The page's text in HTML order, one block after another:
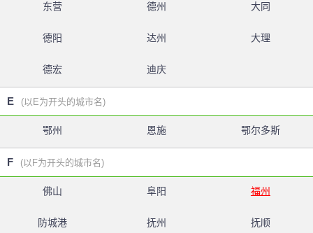
东营 德州 大同
德阳 达州 大理
德宏 迪庆
E (以E为开头的城市名)
鄂州 恩施 鄂尔多斯
F (以F为开头的城市名)
佛山 阜阳 福州
防城港 抚州 抚顺